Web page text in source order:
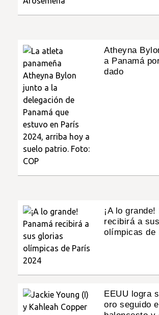
Atheyna
a Panamá
dado
¡A lo grande!
recibirá a
olímpicas de
EEUU logra
oro seguido